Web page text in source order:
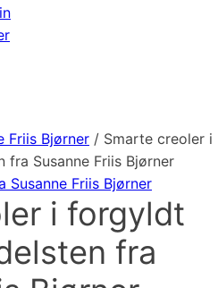
Friis Bjørner / Smarte creoler i
Susanne Friis Bjørner
i forgyldt
fra